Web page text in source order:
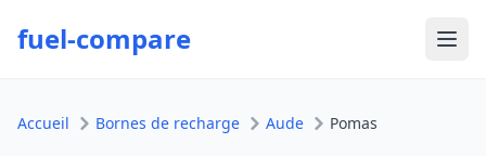
fuel-compare
Accueil Bornes de recharge Aude Pomas